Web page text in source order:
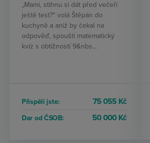
„Mami, stihnu si dát před večeří
ještě test?“ volá Štěpán do
kuchyně a aniž by čekal na
odpověď, spouští matematický
kvíz s obtížností 9&nbs…
Přispěli jste: 75 055 Kč
Dar od ČSOB: 50 000 Kč